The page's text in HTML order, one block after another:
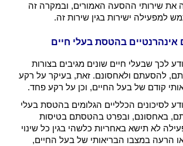
את שירותי ההסעה האמורים, ובמקרה זה
למפעילה ישירות בגין שירות זה.
אינהרנטיים בהטסת בעלי חיים
לכך שבעלי חיים שונים מגיבים בצורות
להסעתם ולאחסונם. זאת, בעיקר על רקע
קודם של בעל החיים, וכן על רקע פחד.
לסיכונים הכלליים הגלומים בהטסת בעלי
באחסונם, ובפרט בהטסתם בטיסות
לא תישא באחריות כלשהי בגין כל שינוי
או הרעה במצבו הבריאותי של בעל החיים,